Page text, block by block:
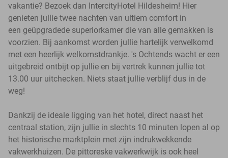
vakantie? Bezoek dan IntercityHotel Hildesheim! Hier
genieten jullie twee nachten van ultiem comfort in
een geüpgradede superiorkamer die van alle gemakken is
voorzien. Bij aankomst worden jullie hartelijk verwelkomd
met een heerlijk welkomstdrankje. 's Ochtends wacht er een
uitgebreid ontbijt op jullie en bij vertrek kunnen jullie tot
13.00 uur uitchecken. Niets staat jullie verblijf dus in de
weg!
Dankzij de ideale ligging van het hotel, direct naast het
centraal station, zijn jullie in slechts 10 minuten lopen al op
het historische marktplein met zijn indrukwekkende
vakwerkhuizen. De pittoreske vakwerkwijk is ook heel